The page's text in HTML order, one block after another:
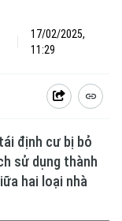
17/02/2025,
11:29
định cư bị bỏ
sử dụng thành
hai loại nhà